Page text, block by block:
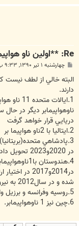
Re: **اولین ناو هواپیمابر چین هفته آینده وارد خدمت میشود**
س
ت
چهارشنبه ۱ تیر ۱۳۹۰, ۹:۳۳ ب.ظ
البته خالي از لطف نيست
دارند.
دريايي قرار خواهد گرفت
2.ايتاليا با 2ناو هواپيما بر
در 2020و2023 تحويل داده ميشوند
شده و در سال2012 به نيروي دريايي هند تحويل داده ميشه.
5.روسيه وفرانسه و برزيل واسپانيا وتايلند هر كدام با 1 ناوهواپيما بر.
6.چين نيز 1 ناوهواپيمابر.